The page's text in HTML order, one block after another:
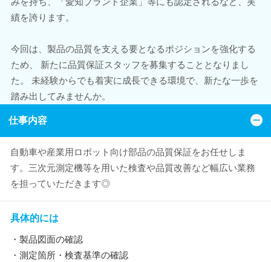
績を誇ります。
今回は、製品の品質を支える要となるポジションを強化する
ため、 新たに品質保証スタッフを募集することとなりまし
た。 未経験からでも着実に成長できる環境で、新たな一歩を
踏み出してみませんか。
仕事内容
自動車や産業用ロボット向け部品の品質保証をお任せしま
す。三次元測定機等を用いた検査や品質改善など幅広い業務
を担っていただきます◎
具体的には
・製品図面の確認
・測定箇所・検査基準の確認